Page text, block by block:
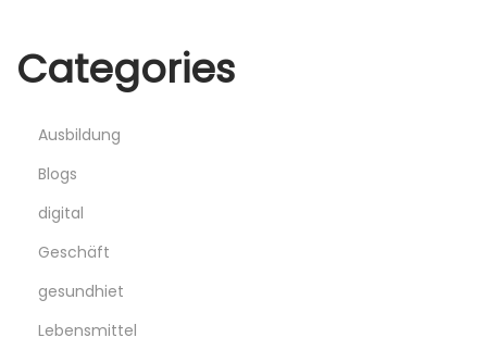
Categories
Ausbildung
Blogs
digital
Geschäft
gesundhiet
Lebensmittel